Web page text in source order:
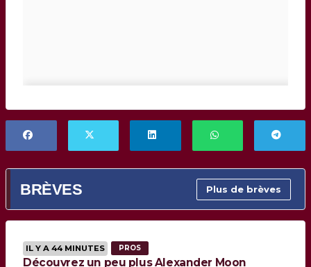
BRÈVES Plus de brèves
IL Y A 44 MINUTES PROS
Découvrez un peu plus Alexander Moon